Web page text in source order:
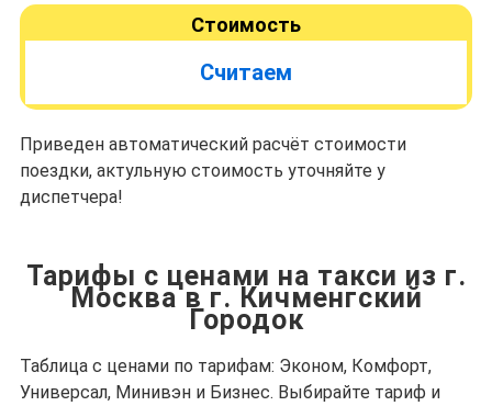
Стоимость
Считаем
Приведен автоматический расчёт стоимости
поездки, актульную стоимость уточняйте у
диспетчера!
Тарифы с ценами на такси из г.
Москва в г. Кичменгский
Городок
Таблица с ценами по тарифам: Эконом, Комфорт,
Универсал, Минивэн и Бизнес. Выбирайте тариф и